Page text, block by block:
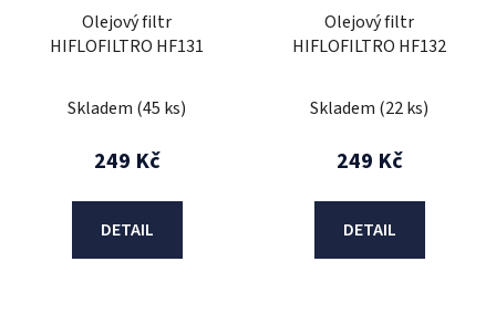
Olejový filtr
HIFLOFILTRO HF131
Skladem (45 ks)
249 Kč
DETAIL
Olejový filtr
HIFLOFILTRO HF132
Skladem (22 ks)
249 Kč
DETAIL